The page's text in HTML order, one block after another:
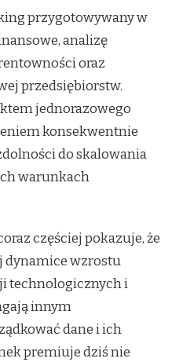
przygotowywany w
analizę
oraz
przedsiębiorstw.
jednorazowego
konsekwentnie
do skalowania
warunkach
częściej pokazuje, że
dynamice wzrostu
technologicznych i
innym
dane i ich
premiuje dziś nie